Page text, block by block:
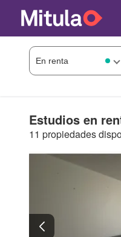
Estudios en
11 propiedades